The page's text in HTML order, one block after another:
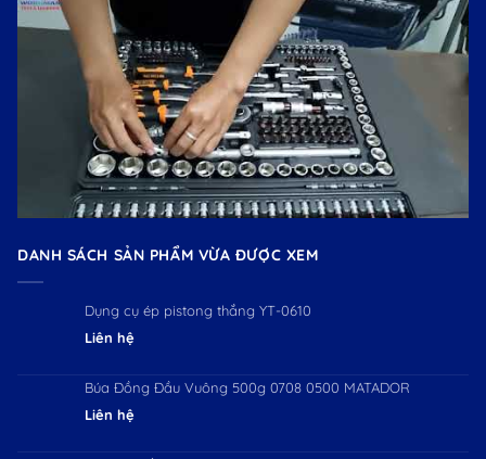
DANH SÁCH SẢN PHẨM VỪA ĐƯỢC XEM
Dụng cụ ép pistong thắng YT-0610
Liên hệ
Búa Đồng Đầu Vuông 500g 0708 0500 MATADOR
Liên hệ